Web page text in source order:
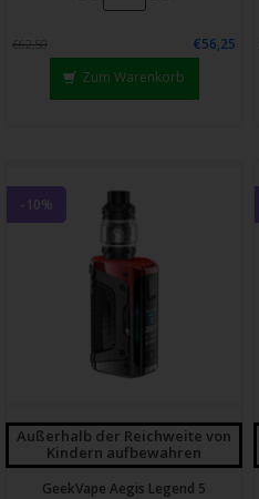
€62,50
€56,25
Zum Warenkorb
-10%
Außerhalb der Reichweite von
Kindern aufbewahren
GeekVape Aegis Legend 5